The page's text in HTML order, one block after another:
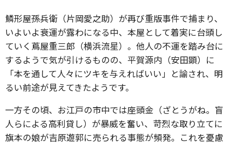
鱗形屋孫兵衛（片岡愛之助）が再び重版事件で捕まり、
いよいよ衰運が露わになる中、本屋として着実に台頭し
ていく蔦屋重三郎（横浜流星）。他人の不運を踏み台に
するようで気が引けるものの、平賀源内（安田顕）に
「本を通して人々にツキを与えればいい」と諭され、明
るい前途が見えてきたようです。
一方その頃、お江戸の市中では座頭金（ざとうがね。盲
人らによる高利貸し）が暴威を奮い、苛烈な取り立てに
旗本の娘が吉原遊郭に売られる事態が頻発。これを憂慮